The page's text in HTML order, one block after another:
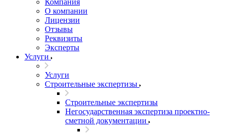
Компания
О компании
Лицензии
Отзывы
Реквизиты
Эксперты
Услуги
Услуги
Строительные экспертизы
Строительные экспертизы
Негосударственная экспертиза проектно-
сметной документации